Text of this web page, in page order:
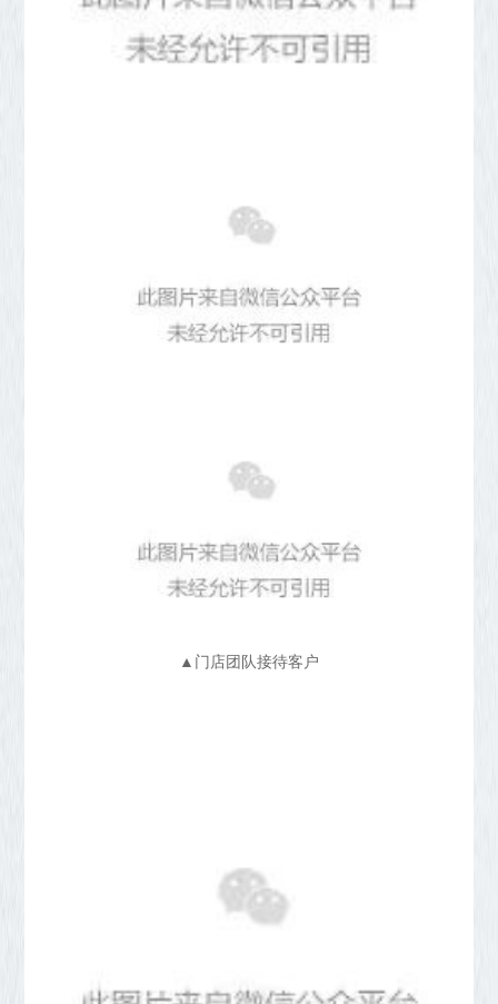
▲门店团队接待客户